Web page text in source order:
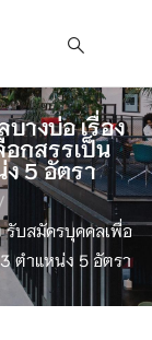
างบ่อ เรื่อง
กสรรเป็น
5 อัตรา
/
รับสมัครบุคคลเพื่อ
ตำแหน่ง 5 อัตรา